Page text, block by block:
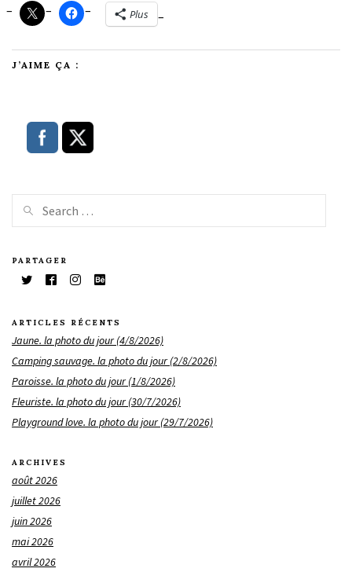
Plus
J’AIME ÇA :
PARTAGER
ARTICLES RÉCENTS
Jaune. la photo du jour (4/8/2026)
Camping sauvage. la photo du jour (2/8/2026)
Paroisse. la photo du jour (1/8/2026)
Fleuriste. la photo du jour (30/7/2026)
Playground love. la photo du jour (29/7/2026)
ARCHIVES
août 2026
juillet 2026
juin 2026
mai 2026
avril 2026